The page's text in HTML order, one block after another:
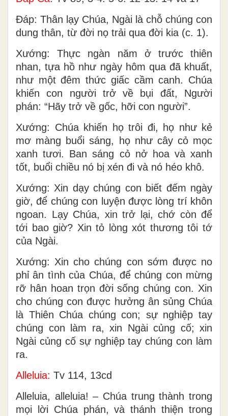
Ðáp: Thân lạy Chúa, Ngài là chỗ chúng con
dung thân, từ đời nọ trải qua đời kia (c. 1).
Xướng: Thực ngàn năm ở trước thiên
nhan, tựa hồ như ngày hôm qua đã khuất,
như một đêm thức giấc cầm canh. Chúa
khiến con người trở về bụi đất, Người
phán: “Hãy trở về gốc, hỡi con người”.
Xướng: Chúa khiến họ trôi đi, họ như kẻ
mơ màng buổi sáng, họ như cây cỏ mọc
xanh tươi. Ban sáng cỏ nở hoa và xanh
tốt, buổi chiều nó bị xén đi và nó héo khô.
Xướng: Xin dạy chúng con biết đếm ngày
giờ, để chúng con luyện được lòng trí khôn
ngoan. Lạy Chúa, xin trở lại, chớ còn để
tới bao giờ? Xin tỏ lòng xót thương tôi tớ
của Ngài.
Xướng: Xin cho chúng con sớm được no
phỉ ân tình của Chúa, để chúng con mừng
rỡ hân hoan trọn đời sống chúng con. Xin
cho chúng con được hưởng ân sủng Chúa
là Thiên Chúa chúng con; sự nghiệp tay
chúng con làm ra, xin Ngài củng cố; xin
Ngài củng cố sự nghiệp tay chúng con làm
ra.
Alleluia: Tv 114, 13cd
Alleluia, alleluia! – Chúa trung thành trong
mọi lời Chúa phán, và thánh thiện trong